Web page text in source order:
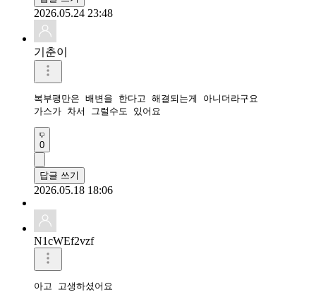
2026.05.24 23:48
기춘이
복부팽만은 배변을 한다고 해결되는게 아니더라구요
가스가 차서 그럴수도 있어요
0
답글 쓰기
2026.05.18 18:06
N1cWEf2vzf
아고 고생하셨어요